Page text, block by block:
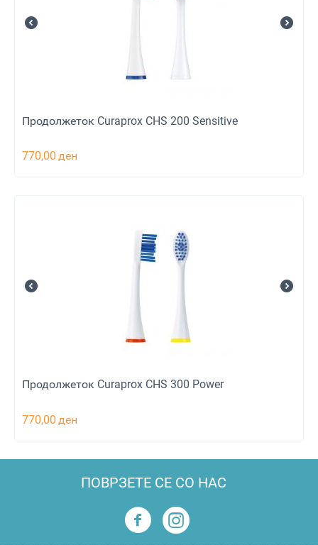
Продолжеток Curaprox CHS 200 Sensitive
770,00 ден
Продолжеток Curaprox CHS 300 Power
770,00 ден
ПОВРЗЕТЕ СЕ СО НАС